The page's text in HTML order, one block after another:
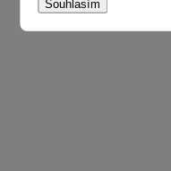
Souhlasím